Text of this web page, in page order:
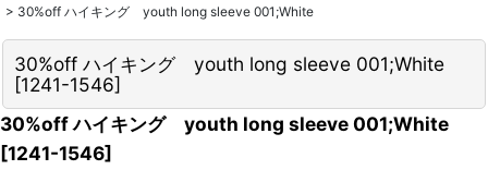
> 30%off ハイキング youth long sleeve 001;White
30%off ハイキング youth long sleeve 001;White
[1241-1546]
30%off ハイキング youth long sleeve 001;White
[1241-1546]